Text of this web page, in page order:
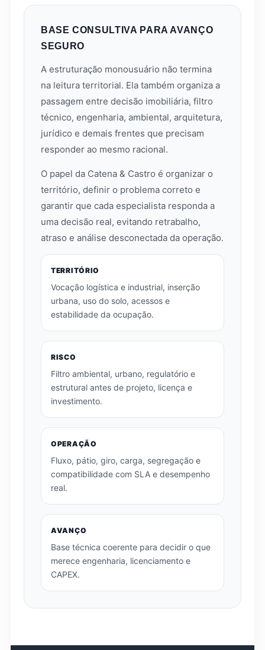
BASE CONSULTIVA PARA AVANÇO
SEGURO
A estruturação monousuário não termina
na leitura territorial. Ela também organiza a
passagem entre decisão imobiliária, filtro
técnico, engenharia, ambiental, arquitetura,
jurídico e demais frentes que precisam
responder ao mesmo racional.
O papel da Catena & Castro é organizar o
território, definir o problema correto e
garantir que cada especialista responda a
uma decisão real, evitando retrabalho,
atraso e análise desconectada da operação.
TERRITÓRIO
Vocação logística e industrial, inserção
urbana, uso do solo, acessos e
estabilidade da ocupação.
RISCO
Filtro ambiental, urbano, regulatório e
estrutural antes de projeto, licença e
investimento.
OPERAÇÃO
Fluxo, pátio, giro, carga, segregação e
compatibilidade com SLA e desempenho
real.
AVANÇO
Base técnica coerente para decidir o que
merece engenharia, licenciamento e
CAPEX.